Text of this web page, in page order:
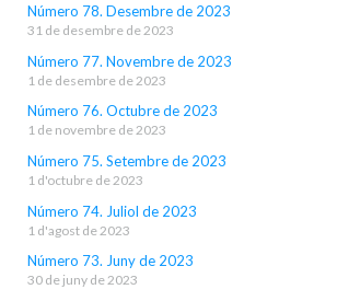
Número 78. Desembre de 2023
31 de desembre de 2023
Número 77. Novembre de 2023
1 de desembre de 2023
Número 76. Octubre de 2023
1 de novembre de 2023
Número 75. Setembre de 2023
1 d'octubre de 2023
Número 74. Juliol de 2023
1 d'agost de 2023
Número 73. Juny de 2023
30 de juny de 2023